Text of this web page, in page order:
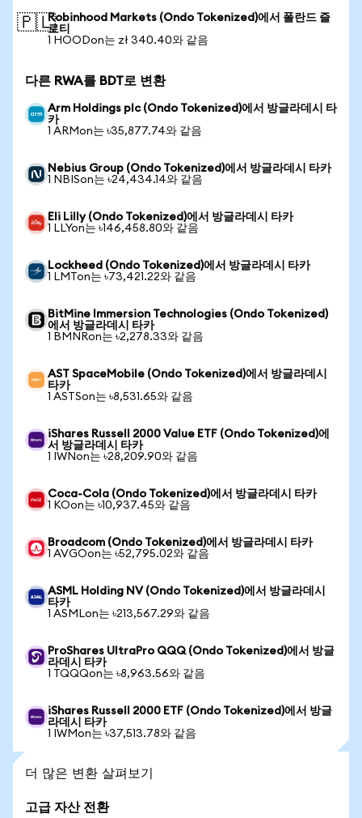
🇵🇱Robinhood Markets (Ondo Tokenized)에서 폴란드 즐
로티
1 HOODon는 zł 340.40와 같음
다른 RWA를 BDT로 변환
Arm Holdings plc (Ondo Tokenized)에서 방글라데시 타
카
1 ARMon는 ৳35,877.74와 같음
Nebius Group (Ondo Tokenized)에서 방글라데시 타카
1 NBISon는 ৳24,434.14와 같음
Eli Lilly (Ondo Tokenized)에서 방글라데시 타카
1 LLYon는 ৳146,458.80와 같음
Lockheed (Ondo Tokenized)에서 방글라데시 타카
1 LMTon는 ৳73,421.22와 같음
BitMine Immersion Technologies (Ondo Tokenized)
에서 방글라데시 타카
1 BMNRon는 ৳2,278.33와 같음
AST SpaceMobile (Ondo Tokenized)에서 방글라데시
타카
1 ASTSon는 ৳8,531.65와 같음
iShares Russell 2000 Value ETF (Ondo Tokenized)에
서 방글라데시 타카
1 IWNon는 ৳28,209.90와 같음
Coca-Cola (Ondo Tokenized)에서 방글라데시 타카
1 KOon는 ৳10,937.45와 같음
Broadcom (Ondo Tokenized)에서 방글라데시 타카
1 AVGOon는 ৳52,795.02와 같음
ASML Holding NV (Ondo Tokenized)에서 방글라데시
타카
1 ASMLon는 ৳213,567.29와 같음
ProShares UltraPro QQQ (Ondo Tokenized)에서 방글
라데시 타카
1 TQQQon는 ৳8,963.56와 같음
iShares Russell 2000 ETF (Ondo Tokenized)에서 방글
라데시 타카
1 IWMon는 ৳37,513.78와 같음
더 많은 변환 살펴보기
고급 자산 전환